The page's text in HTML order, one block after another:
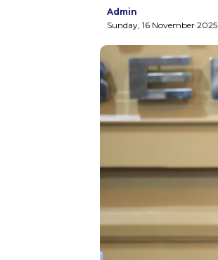
Admin
Sunday, 16 November 2025